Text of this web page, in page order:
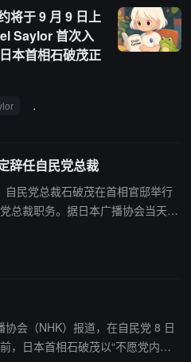
将于 9 月 9 日上
Saylor 首次入
本首相石破茂正
辞任自民党总裁
民党总裁石破茂在首相官邸举行
总裁职务。据日本广播协会当天早
过半数议席。自民党本月 2 日召开
月参议院选举中失利的原因。石破
自己无意固守首相职位，将在适当
会（NHK）报道，在自民党 8 日
，日本首相石破茂以“不愿党内分